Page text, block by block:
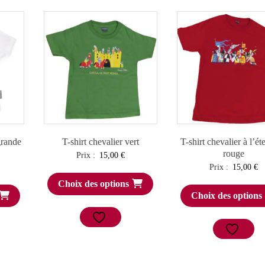
T-shirt chevalier vert
Prix : 15,00 €
Choix des options
T-shirt chevalier à
rouge
Prix : 15,00 €
Choix des options